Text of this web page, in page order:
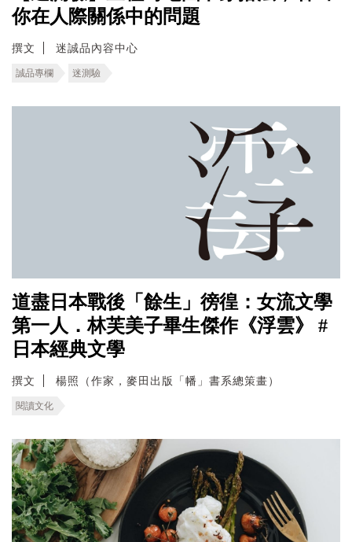
你在人際關係中的問題
撰文 迷誠品內容中心
誠品專欄 迷測驗
道盡日本戰後「餘生」徬徨：女流文學
第一人．林芙美子畢生傑作《浮雲》 #
日本經典文學
撰文 楊照（作家，麥田出版「幡」書系總策畫）
閱讀文化